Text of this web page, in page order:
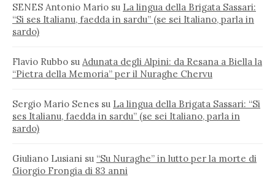
SENES Antonio Mario su La lingua della Brigata Sassari:
“Si ses Italianu, faedda in sardu” (se sei Italiano, parla in
sardo)
Flavio Rubbo su Adunata degli Alpini: da Resana a Biella la
“Pietra della Memoria” per il Nuraghe Chervu
Sergio Mario Senes su La lingua della Brigata Sassari: “Si
ses Italianu, faedda in sardu” (se sei Italiano, parla in
sardo)
Giuliano Lusiani su “Su Nuraghe” in lutto per la morte di
Giorgio Frongia di 83 anni